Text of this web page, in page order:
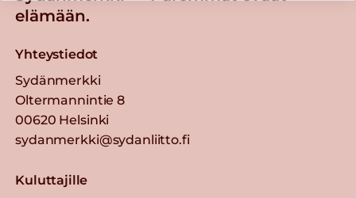
elämään.
Yhteystiedot
Sydänmerkki
Oltermannintie 8
00620 Helsinki
sydanmerkki@sydanliitto.fi
Kuluttajille